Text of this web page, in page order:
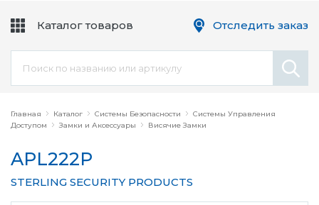
Главная Каталог Системы Безопасности
Системы Управления
Доступом
Замки и Аксессуары Висячие Замки
APL222P
STERLING SECURITY PRODUCTS
Каталог товаров
Цепи
Оборудование
Отследить заказ